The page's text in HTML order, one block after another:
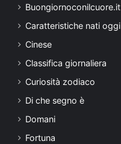
Buongiornoconilcuore.it
Caratteristiche nati oggi
Cinese
Classifica giornaliera
Curiosità zodiaco
Di che segno è
Domani
Fortuna